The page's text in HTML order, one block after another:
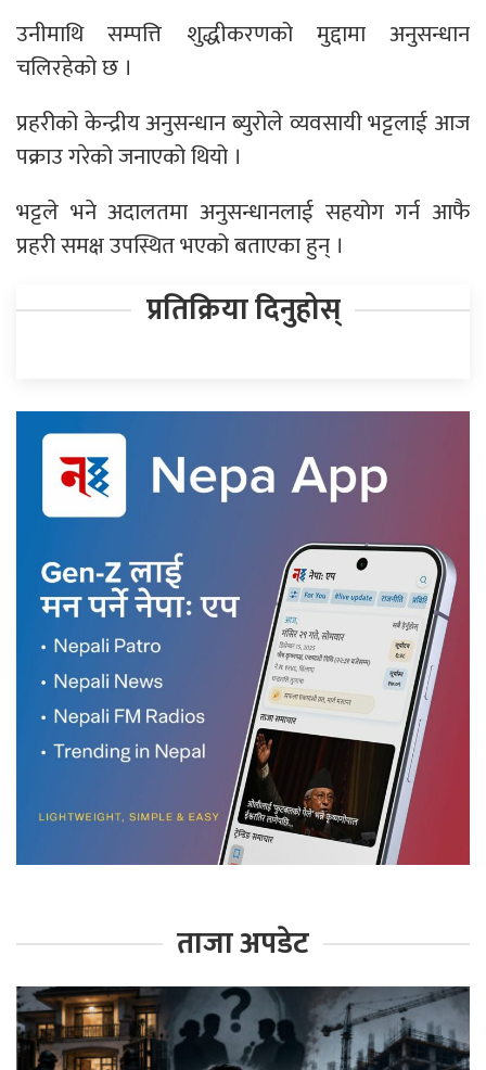
उनीमाथि सम्पत्ति शुद्धीकरणको मुद्दामा अनुसन्धान
चलिरहेको छ ।
प्रहरीको केन्द्रीय अनुसन्धान ब्युरोले व्यवसायी भट्टलाई आज
पक्राउ गरेको जनाएको थियो ।
भट्टले भने अदालतमा अनुसन्धानलाई सहयोग गर्न आफै
प्रहरी समक्ष उपस्थित भएको बताएका हुन् ।
प्रतिक्रिया दिनुहोस्
ताजा अपडेट